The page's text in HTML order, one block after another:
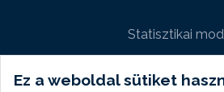
Ez a weboldal sütiket
Statisztikai
Weboldal